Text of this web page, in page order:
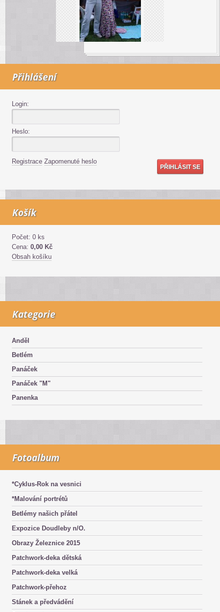
Přihlášení
Login:
Heslo:
Registrace Zapomenuté heslo
Košík
Počet: 0 ks
Cena: 0,00 Kč
Obsah košíku
Kategorie
Anděl
Betlém
Panáček
Panáček "M"
Panenka
Fotoalbum
*Cyklus-Rok na vesnici
*Malování portrétů
Betlémy našich přátel
Expozice Doudleby n/O.
Obrazy Železnice 2015
Patchwork-deka dětská
Patchwork-deka velká
Patchwork-přehoz
Stánek a předvádění